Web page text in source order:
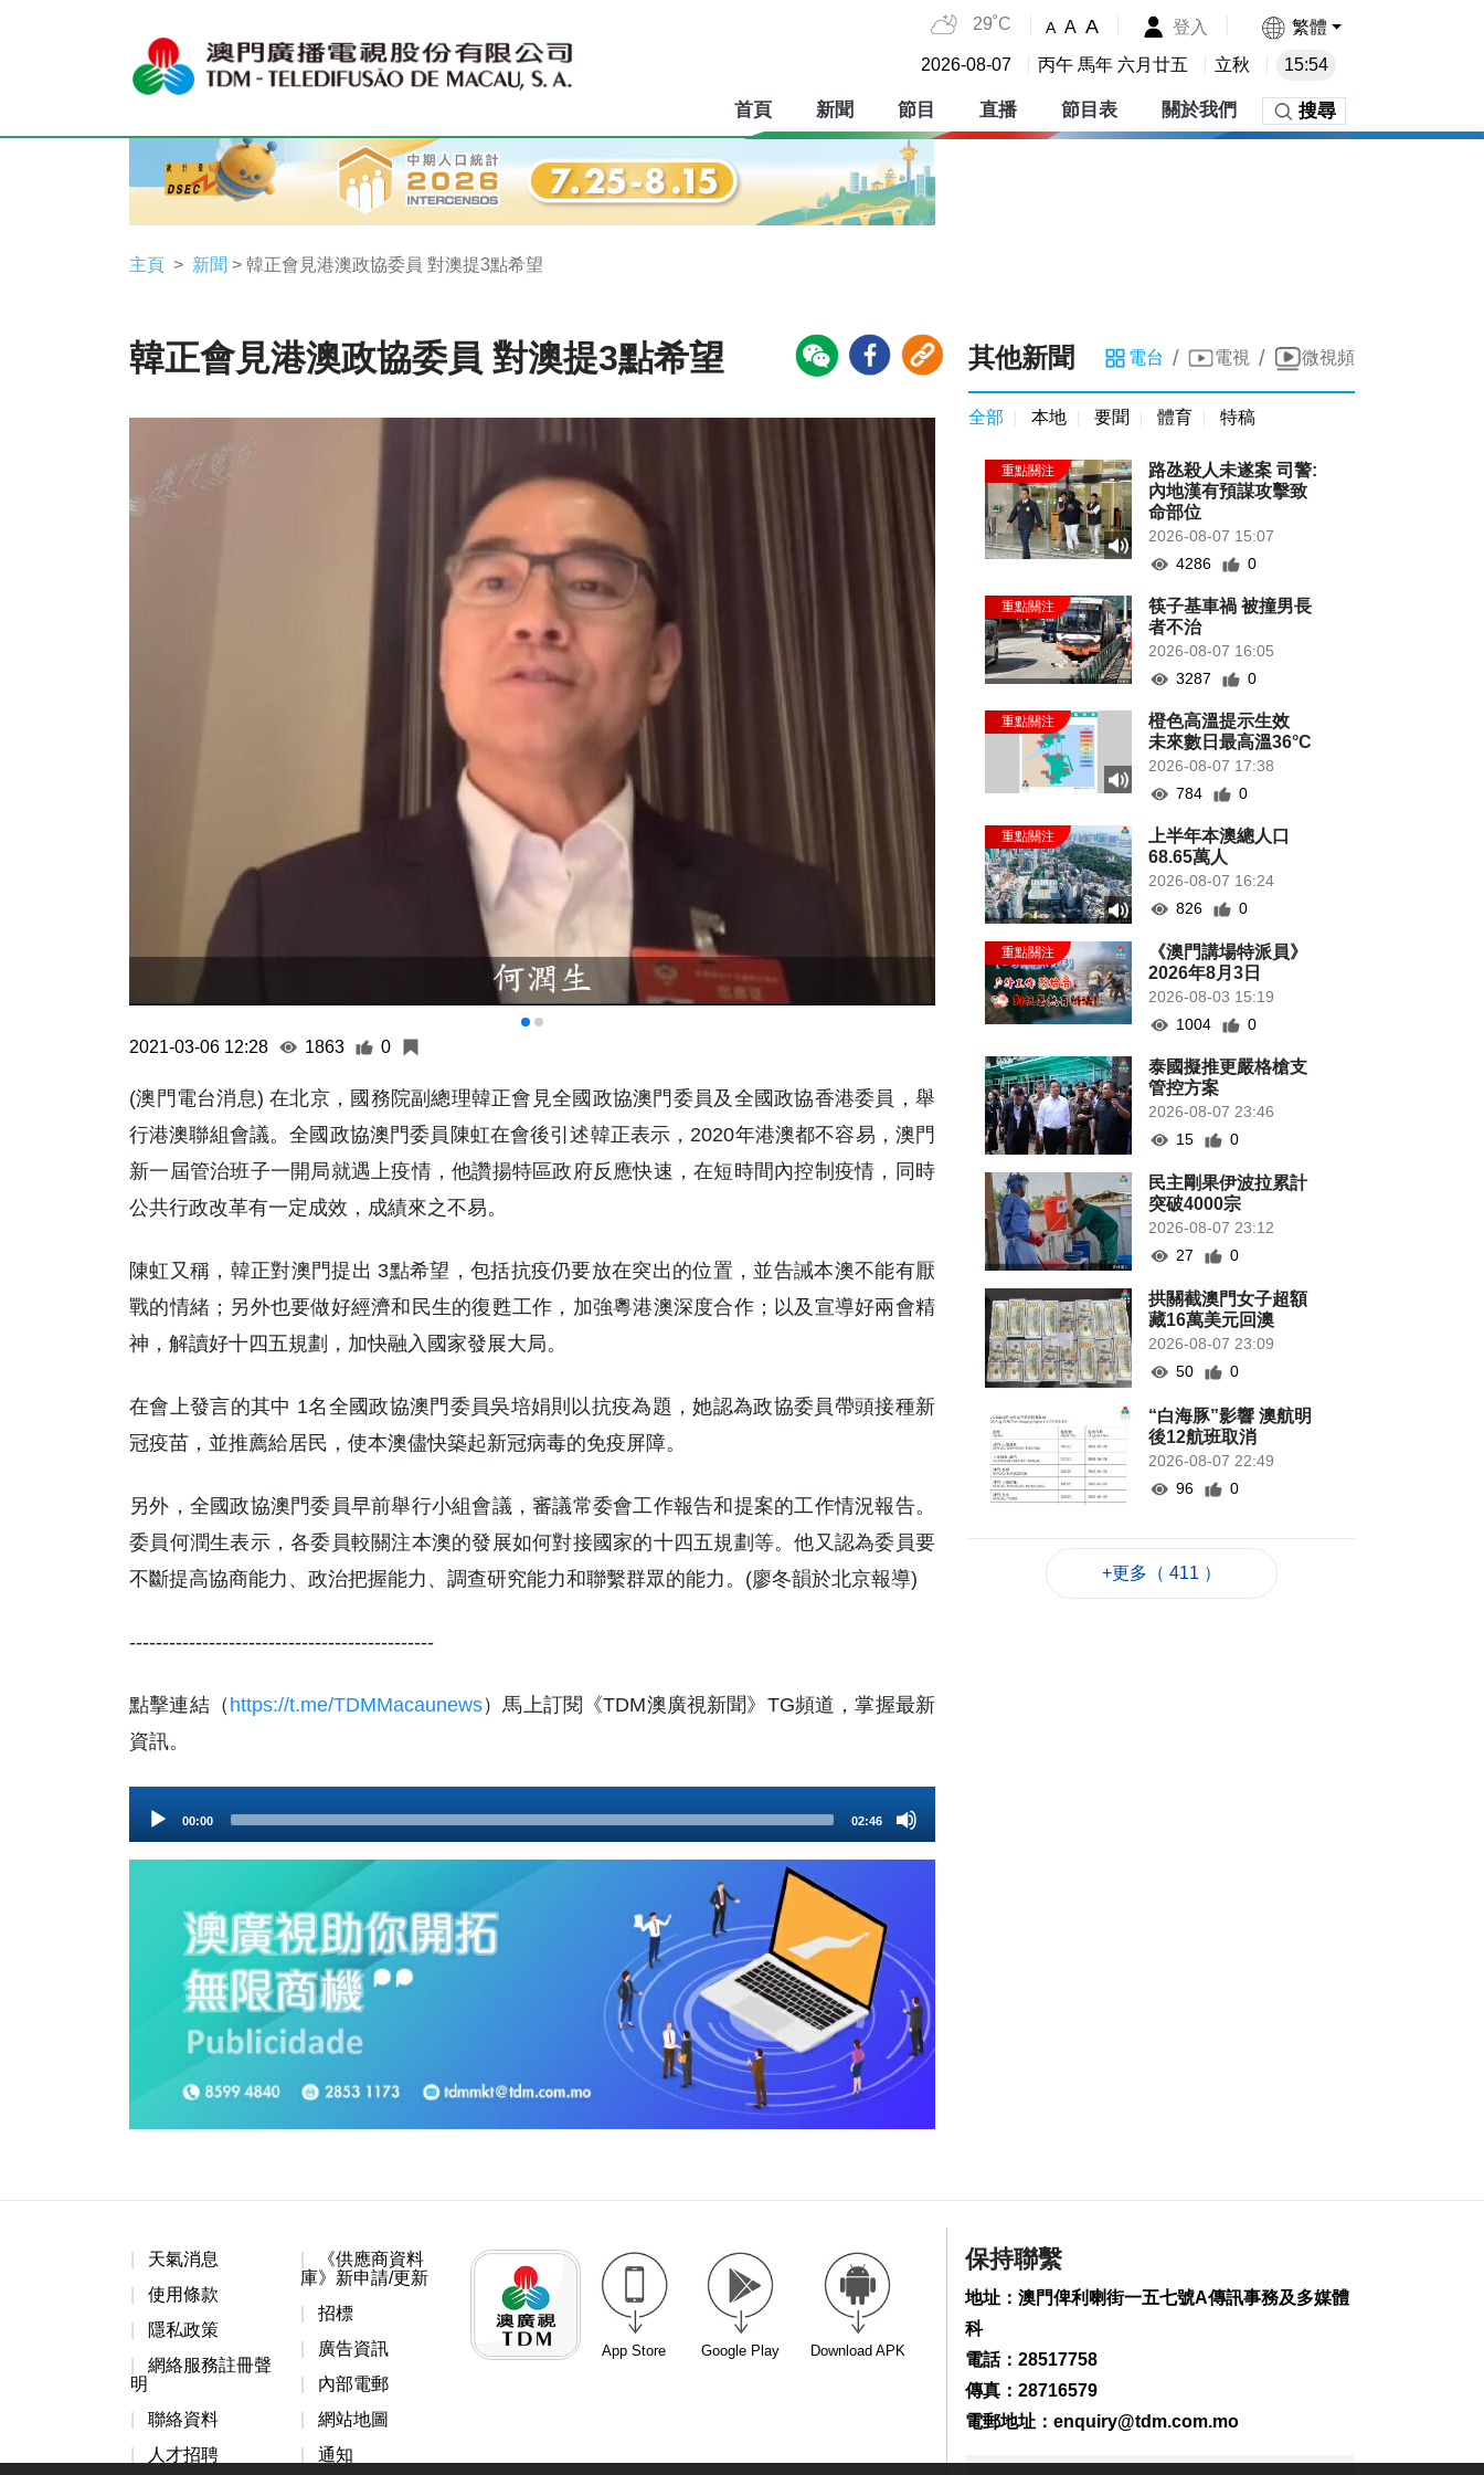
29˚C A A A 登入 繁體
2026-08-07 丙午 馬年 六月廿五 立秋 15:54
首頁 新聞 節目 直播 節目表 關於我們 搜尋
主頁 新聞 > 韓正會見港澳政協委員 對澳提3點希望
韓正會見港澳政協委員 對澳提3點希望
2021-03-06 12:28 1863 0
(澳門電台消息) 在北京，國務院副總理韓正會見全國政協澳門委員及全國政協香港委員，舉
行港澳聯組會議。全國政協澳門委員陳虹在會後引述韓正表示，2020年港澳都不容易，澳門
新一屆管治班子一開局就遇上疫情，他讚揚特區政府反應快速，在短時間內控制疫情，同時
公共行政改革有一定成效，成績來之不易。
陳虹又稱，韓正對澳門提出 3點希望，包括抗疫仍要放在突出的位置，並告誡本澳不能有厭
戰的情緒；另外也要做好經濟和民生的復甦工作，加強粵港澳深度合作；以及宣導好兩會精
神，解讀好十四五規劃，加快融入國家發展大局。
在會上發言的其中 1名全國政協澳門委員吳培娟則以抗疫為題，她認為政協委員帶頭接種新
冠疫苗，並推薦給居民，使本澳儘快築起新冠病毒的免疫屏障。
另外，全國政協澳門委員早前舉行小組會議，審議常委會工作報告和提案的工作情況報告。
委員何潤生表示，各委員較關注本澳的發展如何對接國家的十四五規劃等。他又認為委員要
不斷提高協商能力、政治把握能力、調查研究能力和聯繫群眾的能力。(廖冬韻於北京報導)
----------------------------------------------
點擊連結（ https://t.me/TDMMacaunews）馬上訂閱《TDM澳廣視新聞》TG頻道，掌握最新
資訊。
Player
00:00 02:46
其他新聞 電台 / 電視 / 微視頻
全部 本地 要聞 體育 特稿
路氹殺人未遂案 司警:
內地漢有預謀攻擊致
命部位
2026-08-07 15:07
4286
0
筷子基車禍 被撞男長
者不治
2026-08-07 16:05
3287
0
橙色高溫提示生效
未來數日最高溫36°C
2026-08-07 17:38
784
0
上半年本澳總人口
68.65萬人
2026-08-07 16:24
826
0
《澳門講場特派員》
2026年8月3日
2026-08-03 15:19
1004
0
泰國擬推更嚴格槍支
管控方案
2026-08-07 23:46
15
0
民主剛果伊波拉累計
突破4000宗
2026-08-07 23:12
27
0
拱關截澳門女子超額
藏16萬美元回澳
2026-08-07 23:09
50
0
“白海豚”影響 澳航明
後12航班取消
2026-08-07 22:49
96
0
2026-08-07 22:43
新
2026-08-07 19:52
2026-08-07 19:44
+更多（ 411 ）
天氣消息
使用條款
隱私政策
網絡服務註冊聲
明
聯絡資料
人才招聘
《供應商資料
庫》新申請/更新
招標
廣告資訊
內部電郵
網站地圖
通知
App Store Google Play Download APK
保持聯繫
地址：澳門俾利喇街一五七號A傳訊事務及多媒體
科
電話：28517758
傳真：28716579
電郵地址： enquiry@tdm.com.mo